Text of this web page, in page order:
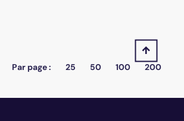
Par page : 25 50 100 200